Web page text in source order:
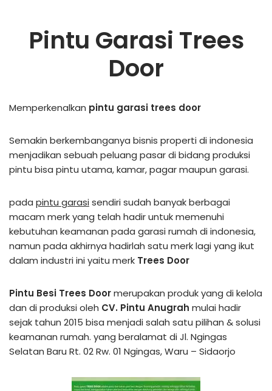
Pintu Garasi Trees
Door
Memperkenalkan pintu garasi trees door
Semakin berkembanganya bisnis properti di indonesia
menjadikan sebuah peluang pasar di bidang produksi
pintu bisa pintu utama, kamar, pagar maupun garasi.
pada pintu garasisendiri sudah banyak berbagai
macam merk yang telah hadir untuk memenuhi
kebutuhan keamanan pada garasi rumah di indonesia,
namun pada akhirnya hadirlah satu merk lagi yang ikut
dalam industri ini yaitu merk Trees Door
Pintu Besi Trees Doormerupakan produk yang di kelola
dan di produksi oleh CV. Pintu Anugrah mulai hadir
sejak tahun 2015 bisa menjadi salah satu pilihan & solusi
keamanan rumah. yang beralamat di Jl. Ngingas
Selatan Baru Rt. 02 Rw. 01 Ngingas, Waru – Sidaorjo